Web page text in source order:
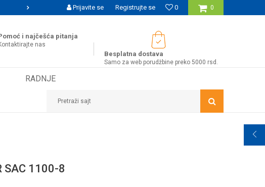
MOGUĆNOST BESPLATNE ISPORUKE ZA WEB PORUDŽBINE! 0
0
Prijavite se Registrujte se
i najčešća pitanja
nas
Besplatna dostava
Samo za web porudžbine preko 5000 rsd.
RADNJE
Pretraži sajt
SAC 1100-8